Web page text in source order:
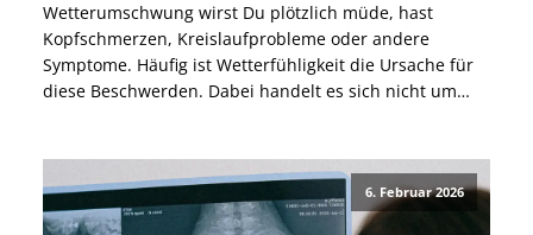
Wetterumschwung wirst Du plötzlich müde, hast
Kopfschmerzen, Kreislaufprobleme oder andere
Symptome. Häufig ist Wetterfühligkeit die Ursache für
diese Beschwerden. Dabei handelt es sich nicht um
Luftdruck. In diesem Blogbeitrag erfährst Du, welche
biologischen Mechanismen […]
6. Februar 2026